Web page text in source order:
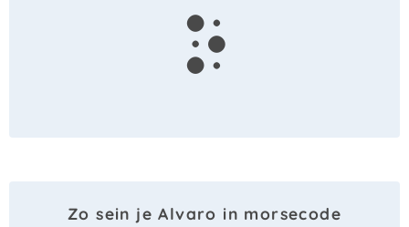
o
Zo sein je Alvaro in morsecode